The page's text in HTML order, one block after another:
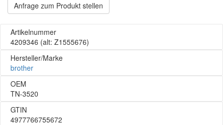
Anfrage zum Produkt stellen
Artikelnummer
4209346 (alt: Z1555676)
Hersteller/Marke
brother
OEM
TN-3520
GTIN
4977766755672